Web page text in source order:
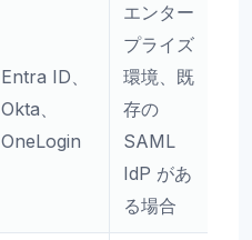
Entra ID、
Okta、
OneLogin
エンター
プライズ
環境、既
存の
SAML
IdP があ
る場合